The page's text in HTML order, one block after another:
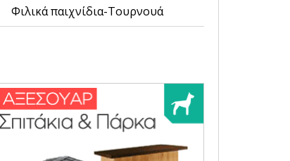
Φιλικά παιχνίδια-Τουρνουά